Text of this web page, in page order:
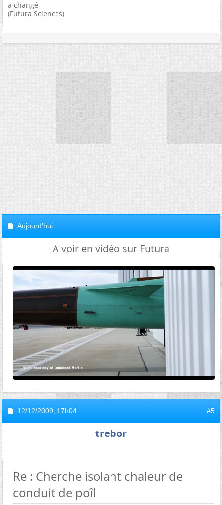
a changé
(Futura Sciences)
Aujourd'hui
A voir en vidéo sur Futura
12/12/2009, 17h04 #5
trebor
Re : Cherche isolant chaleur de
conduit de poîl